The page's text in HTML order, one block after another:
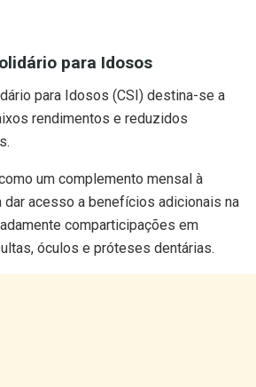
para Idosos
para Idosos (CSI) destina-se a
rendimentos e reduzidos
um complemento mensal à
dar acesso a benefícios adicionais na
comparticipações em
óculos e próteses dentárias.